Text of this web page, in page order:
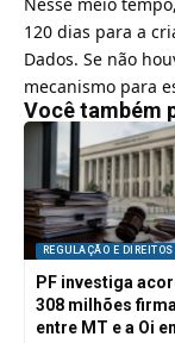
120 dias para a
Dados. Se não
mecanismo para
Você também
REGULAÇÃO E DIREITOS
PF investiga
308 milhões
entre MT e a Oi